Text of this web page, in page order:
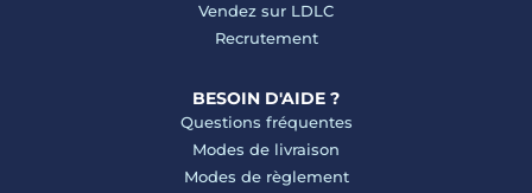
Vendez sur LDLC
Recrutement
BESOIN D'AIDE ?
Questions fréquentes
Modes de livraison
Modes de règlement